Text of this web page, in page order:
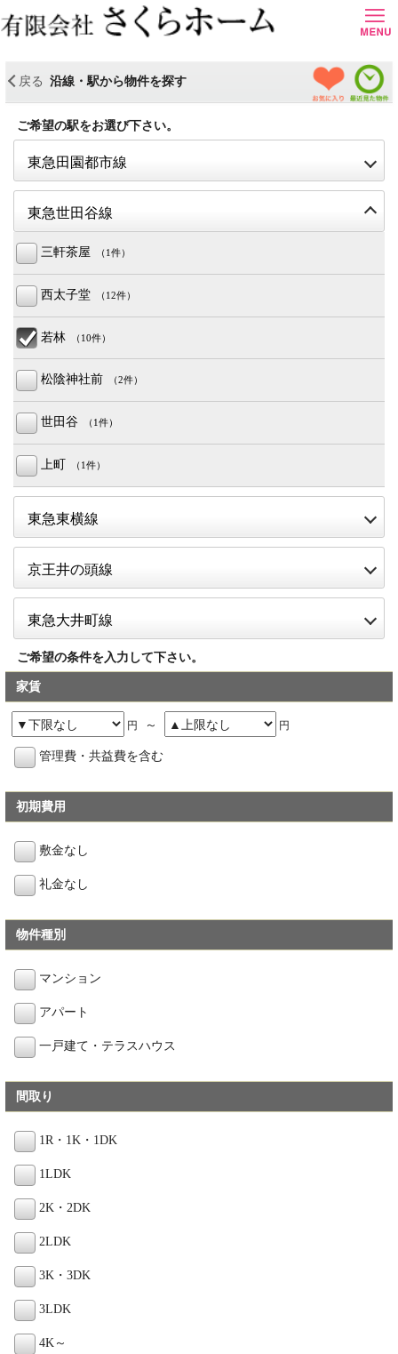
戻る 沿線・駅から物件を探す
ご希望の駅をお選び下さい。
東急田園都市線 open
東急世田谷線
三軒茶屋 （1件）
西太子堂 （12件）
若林 （10件）
松陰神社前 （2件）
世田谷 （1件）
上町 （1件）
東急東横線 open
京王井の頭線 open
東急大井町線 open
ご希望の条件を入力して下さい。
家賃
円 ～ 円
管理費・共益費を含む
初期費用
敷金なし
礼金なし
物件種別
マンション
アパート
一戸建て・テラスハウス
間取り
1R・1K・1DK
1LDK
2K・2DK
2LDK
3K・3DK
3LDK
4K～